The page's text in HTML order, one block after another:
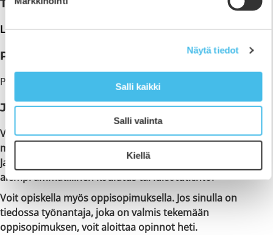
Näytä tiedot
Salli kaikki
Salli valinta
Kiellä
Tutkinnon perusteet
Lisätietoja kasvatus- ja ohjausalan perustutkinnosta
Pääsyvaatimukset
Peruskoulun tai lukion oppimäärä.
Jatkuva haku
Voit hakea jatkuvan haun kautta suoraan oppilaitokseen
milloin tahansa!
Jatkuvan haun kautta voivat hakea mm. henkilöt, joilla on jo
aiempi ammatillinen koulutus tai lukiotutkinto.
Voit opiskella myös oppisopimuksella. Jos sinulla on
tiedossa työnantaja, joka on valmis tekemään
oppisopimuksen, voit aloittaa opinnot heti.